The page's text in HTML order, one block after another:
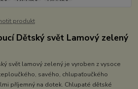
produkt
Dětský svět Lamový zelený
svět lamový zelený je vyroben z vysoce
savého, chlupaťoučkého
příjemný na dotek. Chlupaté dětské